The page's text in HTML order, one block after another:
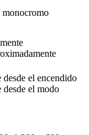
desde el encendido
desde el modo